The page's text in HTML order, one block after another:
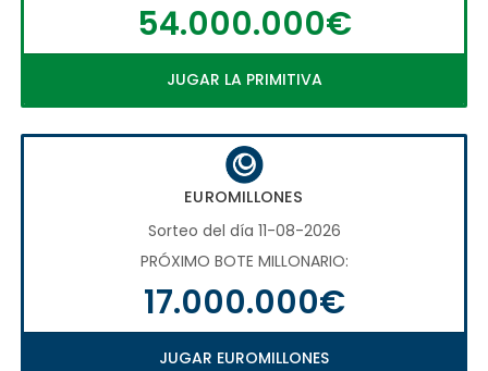
54.000.000€
JUGAR LA PRIMITIVA
EUROMILLONES
Sorteo del día 11-08-2026
PRÓXIMO BOTE MILLONARIO:
17.000.000€
JUGAR EUROMILLONES